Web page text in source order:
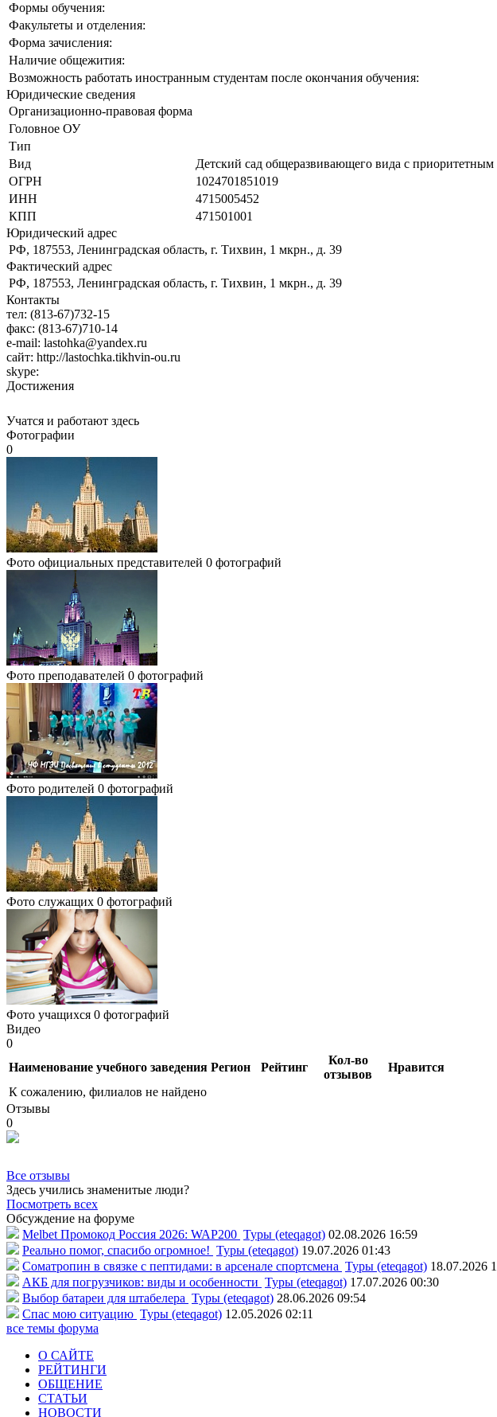
Формы обучения:
Факультеты и отделения:
Форма зачисления:
Наличие общежития:
Возможность работать иностранным студентам после окончания обучения:
Юридические сведения
Организационно-правовая форма
Головное ОУ
Тип
Вид
Детский сад общеразвивающего вида с
ОГРН
1024701851019
ИНН
4715005452
КПП
471501001
Юридический адрес
РФ, 187553, Ленинградская область, г. Тихвин, 1 мкрн., д. 39
Фактический адрес
РФ, 187553, Ленинградская область, г. Тихвин, 1 мкрн., д. 39
Контакты
тел: (813-67)732-15
факс: (813-67)710-14
e-mail: lastohka@yandex.ru
сайт: http://lastochka.tikhvin-ou.ru
skype:
Достижения
Учатся и работают здесь
Фотографии
0
Фото официальных представителей 0 фотографий
Фото преподавателей 0 фотографий
Фото родителей 0 фотографий
Фото служащих 0 фотографий
Фото учащихся 0 фотографий
Видео
0
Наименование учебного заведения Регион Рейтинг
Кол-во
отзывов
Нравится
К сожалению, филиалов не найдено
Отзывы
0
Все отзывы
Здесь учились знаменитые люди?
Посмотреть всех
Обсуждение на форуме
Melbet Промокод Россия 2026: WAP200 Туры (eteqagot) 02.08.2026 16:59
Реально помог, спасибо огромное! Туры (eteqagot) 19.07.2026 01:43
Соматропин в связке с пептидами: в арсенале спортсмена Туры (eteqagot) 18.07.2026
АКБ для погрузчиков: виды и особенности Туры (eteqagot) 17.07.2026 00:30
Выбор батареи для штабелера Туры (eteqagot) 28.06.2026 09:54
Спас мою ситуацию Туры (eteqagot) 12.05.2026 02:11
все темы форума
О САЙТЕ
РЕЙТИНГИ
ОБЩЕНИЕ
СТАТЬИ
НОВОСТИ